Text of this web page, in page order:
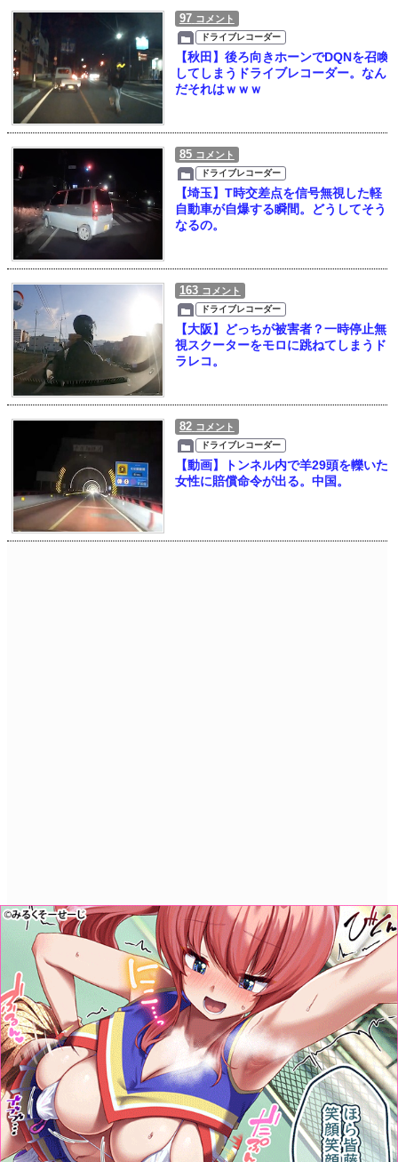
97 コメント
ドライブレコーダー
【秋田】後ろ向きホーンでDQNを召喚
してしまうドライブレコーダー。なん
だそれはｗｗｗ
85 コメント
ドライブレコーダー
【埼玉】T時交差点を信号無視した軽
自動車が自爆する瞬間。どうしてそう
なるの。
163 コメント
ドライブレコーダー
【大阪】どっちが被害者？一時停止無
視スクーターをモロに跳ねてしまうド
ラレコ。
82 コメント
ドライブレコーダー
【動画】トンネル内で羊29頭を轢いた
女性に賠償命令が出る。中国。